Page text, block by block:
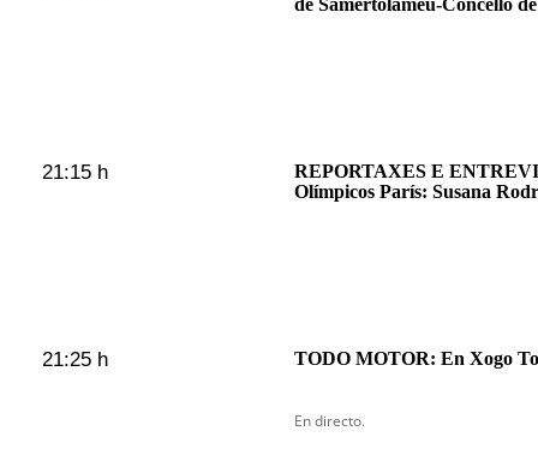
de Samertolameu-Concello
21:15 h
REPORTAXES E
Olímpicos París: Susana
21:25 h TODO MOTOR: En Xogo
En directo.